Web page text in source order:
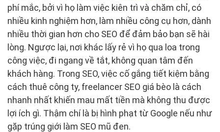
phí mắc, bởi vì họ làm việc kiên trì và chăm chỉ, có
nhiều kinh nghiệm hơn, làm nhiều công cụ hơn, dành
nhiều thời gian hơn cho SEO để đảm bảo bạn sẽ hài
lòng. Ngược lại, nơi khác lấy rẻ vì họ qua loa trong
công việc, đi ngang về tắt, không quan tâm đến
khách hàng. Trong SEO, việc cố gắng tiết kiệm bằng
cách thuê công ty, freelancer SEO giá bèo là cách
nhanh nhất khiến mau mất tiền mà không thu được
lợi ích gì. Thậm chí là bị hình phạt từ Google nếu như
gặp trúng giới làm SEO mũ đen.